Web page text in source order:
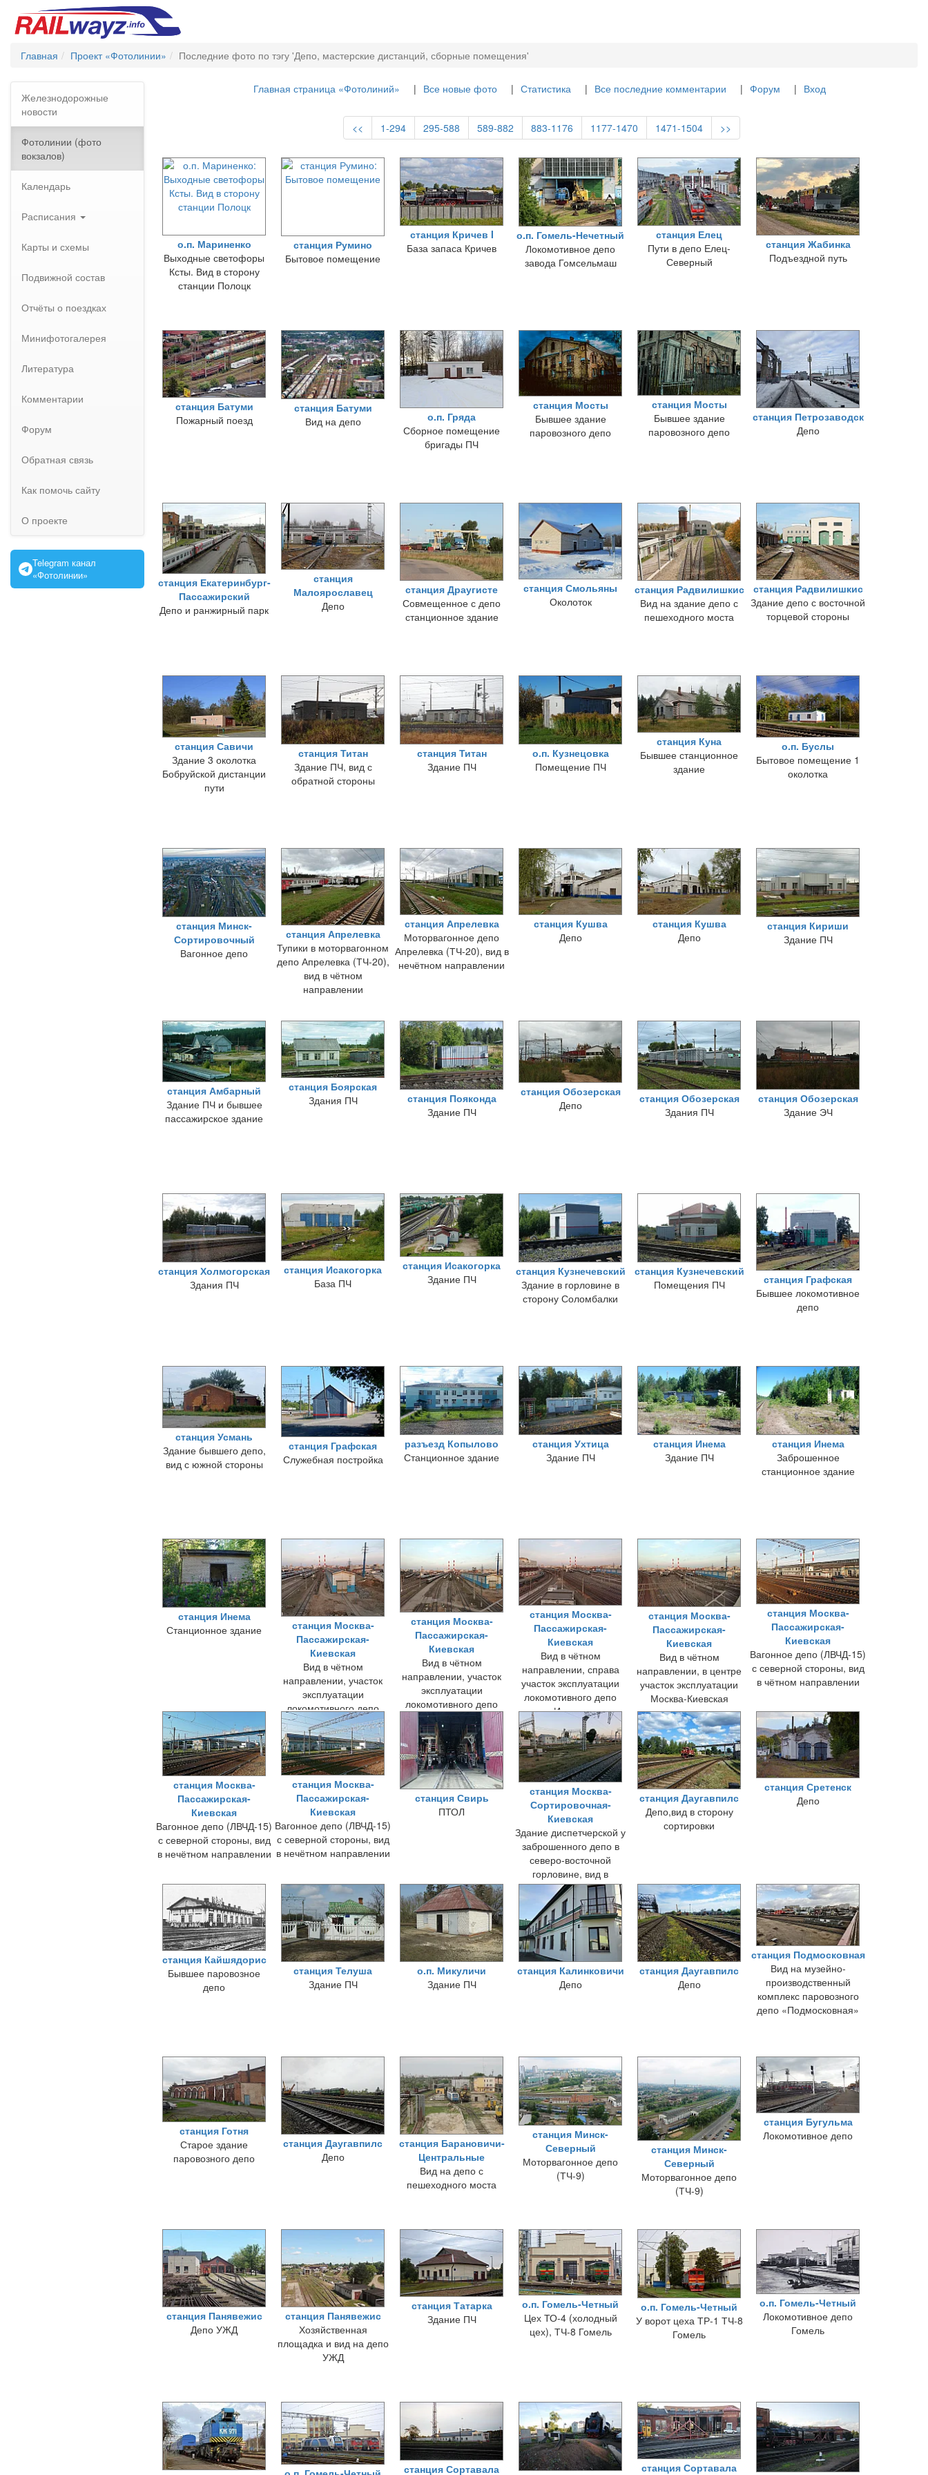
Главная Проект «Фотолинии» Последние фото по тэгу 'Депо, мастерские дистанций, сборные помещения'
Железнодорожные
новости
Фотолинии (фото
вокзалов)
Календарь
Расписания
Карты и схемы
Подвижной состав
Отчёты о поездках
Минифотогалерея
Литература
Комментарии
Форум
Обратная связь
Как помочь сайту
О проекте
Telegram канал
«Фотолинии»
Главная страница «Фотолиний» Все новые фото Статистика Все последние комментарии Форум Вход
<< 1-294 295-588 589-882 883-1176 1177-1470 1471-1504 >>
о.п. Мариненко
Выходные светофоры
Ксты. Вид в сторону
станции Полоцк
станция Румино
Бытовое помещение
станция Кричев I
База запаса Кричев
о.п. Гомель-Нечетный
Локомотивное депо
завода Гомсельмаш
станция Елец
Пути в депо Елец-
Северный
станция Жабинка
Подъездной путь
станция Батуми
Пожарный поезд
станция Батуми
Вид на депо
о.п. Гряда
Сборное помещение
бригады ПЧ
станция Мосты
Бывшее здание
паровозного депо
станция Мосты
Бывшее здание
паровозного депо
станция Петрозаводск
Депо
станция Екатеринбург-
Пассажирский
Депо и ранжирный парк
станция
Малоярославец
Депо
станция Драугисте
Совмещенное с депо
станционное здание
станция Смольяны
Околоток
станция Радвилишкис
Вид на здание депо с
пешеходного моста
станция Радвилишкис
Здание депо с восточной
торцевой стороны
станция Савичи
Здание 3 околотка
Бобруйской дистанции
пути
станция Титан
Здание ПЧ, вид с
обратной стороны
станция Титан
Здание ПЧ
о.п. Кузнецовка
Помещение ПЧ
станция Куна
Бывшее станционное
здание
о.п. Буслы
Бытовое помещение 1
околотка
станция Минск-
Сортировочный
Вагонное депо
станция Апрелевка
Тупики в моторвагонном
депо Апрелевка (ТЧ-20),
вид в чётном
направлении
станция Апрелевка
Моторвагонное депо
Апрелевка (ТЧ-20), вид в
нечётном направлении
станция Кушва
Депо
станция Кушва
Депо
станция Кириши
Здание ПЧ
станция Амбарный
Здание ПЧ и бывшее
пассажирское здание
станция Боярская
Здания ПЧ
станция Пояконда
Здание ПЧ
станция Обозерская
Депо
станция Обозерская
Здания ПЧ
станция Обозерская
Здание ЭЧ
станция Холмогорская
Здания ПЧ
станция Исакогорка
База ПЧ
станция Исакогорка
Здание ПЧ
станция Кузнечевский
Здание в горловине в
сторону Соломбалки
станция Кузнечевский
Помещения ПЧ
станция Графская
Бывшее локомотивное
депо
станция Усмань
Здание бывшего депо,
вид с южной стороны
станция Графская
Служебная постройка
разъезд Копылово
Станционное здание
станция Ухтица
Здание ПЧ
станция Инема
Здание ПЧ
станция Инема
Заброшенное
станционное здание
станция Инема
Станционное здание
станция Москва-
Пассажирская-
Киевская
Вид в чётном
направлении, участок
эксплуатации
локомотивного депо
имени Ильича
станция Москва-
Пассажирская-
Киевская
Вид в чётном
направлении, участок
эксплуатации
локомотивного депо
имени Ильича
станция Москва-
Пассажирская-
Киевская
Вид в чётном
направлении, справа
участок эксплуатации
локомотивного депо
имени Ильича, слева
пути метрополитена и
соединительный путь к
парку Кутузово
станция Москва-
Пассажирская-
Киевская
Вид в чётном
направлении, в центре
участок эксплуатации
Москва-Киевская
локомотивного депо
имени Ильича
станция Москва-
Пассажирская-
Киевская
Вагонное депо (ЛВЧД-15)
с северной стороны, вид
в чётном направлении
станция Москва-
Пассажирская-
Киевская
Вагонное депо (ЛВЧД-15)
с северной стороны, вид
в нечётном направлении
станция Москва-
Пассажирская-
Киевская
Вагонное депо (ЛВЧД-15)
с северной стороны, вид
в нечётном направлении
станция Свирь
ПТОЛ
станция Москва-
Сортировочная-
Киевская
Здание диспетчерской у
заброшенного депо в
северо-восточной
горловине, вид в
нечётном направлении
станция Даугавпилс
Депо,вид в сторону
сортировки
станция Сретенск
Депо
станция Кайшядорис
Бывшее паровозное
депо
станция Телуша
Здание ПЧ
о.п. Микуличи
Здание ПЧ
станция Калинковичи
Депо
станция Даугавпилс
Депо
станция Подмосковная
Вид на музейно-
производственный
комплекс паровозного
депо «Подмосковная»
станция Готня
Старое здание
паровозного депо
станция Даугавпилс
Депо
станция Барановичи-
Центральные
Вид на депо с
пешеходного моста
станция Минск-
Северный
Моторвагонное депо
(ТЧ-9)
станция Минск-
Северный
Моторвагонное депо
(ТЧ-9)
станция Бугульма
Локомотивное депо
станция Панявежис
Депо УЖД
станция Панявежис
Хозяйственная
площадка и вид на депо
УЖД
станция Татарка
Здание ПЧ
о.п. Гомель-Четный
Цех ТО-4 (холодный
цех), ТЧ-8 Гомель
о.п. Гомель-Четный
У ворот цеха ТР-1 ТЧ-8
Гомель
о.п. Гомель-Четный
Локомотивное депо
Гомель
станция Сортавала
станция Сортавала